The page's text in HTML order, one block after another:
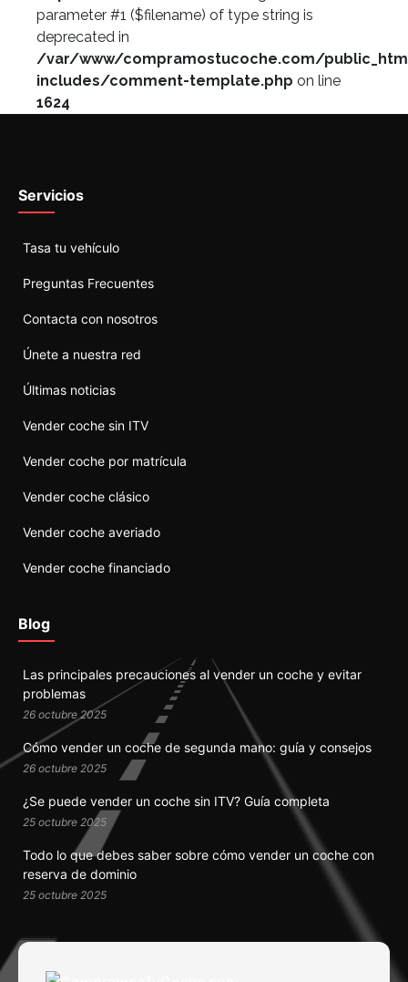
parameter #1 ($filename) of type string is
deprecated in
/var/www/compramostucoche.com/
includes/comment-template.php on line
1624
Blog
Las principales precauciones al vender un coche y evitar
problemas
26 octubre 2025
Cómo vender un coche de segunda mano: guía y consejos
26 octubre 2025
¿Se puede vender un coche sin ITV? Guía completa
25 octubre 2025
Todo lo que debes saber sobre cómo vender un coche con
reserva de dominio
25 octubre 2025
Servicios
Tasa tu vehículo
Preguntas Frecuentes
Contacta con nosotros
Únete a nuestra red
Últimas noticias
Vender coche sin ITV
Vender coche por matrícula
Vender coche clásico
Vender coche averiado
Vender coche financiado